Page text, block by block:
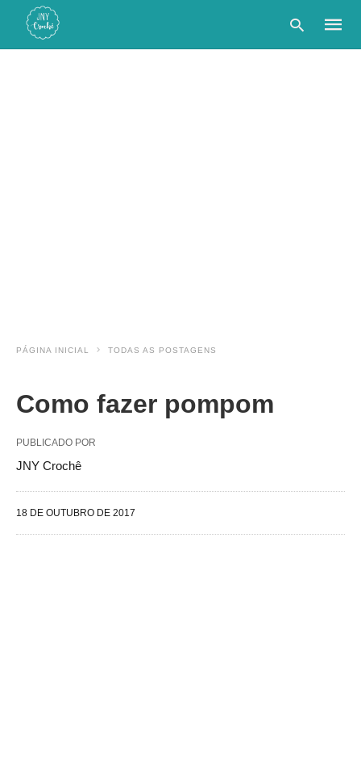
PÁGINA INICIAL TODAS AS POSTAGENS
Como fazer pompom
PUBLICADO POR
JNY Crochê
18 DE OUTUBRO DE 2017